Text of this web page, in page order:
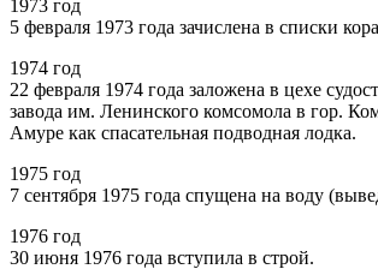
1973 год
5 февраля 1973 года зачислена в списки
1974 год
22 февраля 1974 года заложена в цехе
завода им. Ленинского комсомола в гор.
Амуре как спасательная подводная лодка.
1975 год
7 сентября 1975 года спущена на воду
1976 год
30 июня 1976 года вступила в строй.